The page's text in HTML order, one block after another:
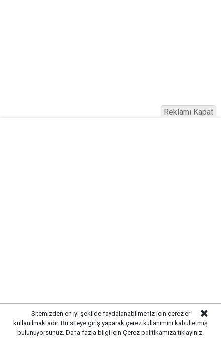
Sitemizden en iyi şekilde faydalanabilmeniz için çerezler
kullanılmaktadır. Bu siteye giriş yaparak çerez kullanımını kabul etmiş
bulunuyorsunuz. Daha fazla bilgi için Çerez politikamıza tıklayınız.
Reklamı Kapat